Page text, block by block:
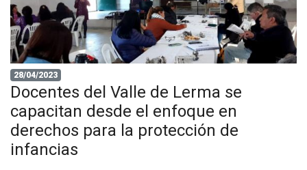
28/04/2023
Docentes del Valle de Lerma se
capacitan desde el enfoque en
derechos para la protección de
infancias